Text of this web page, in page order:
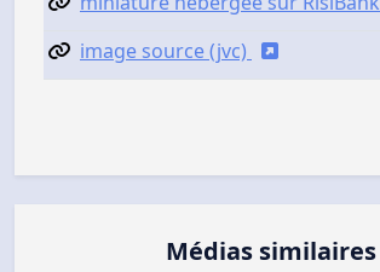
image source (jvc)
Médias similaires